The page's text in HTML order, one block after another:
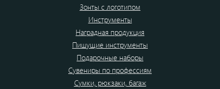
Зонты с логотипом
Инструменты
Наградная продукция
Пишущие инструменты
Подарочные наборы
Сувениры по профессиям
Сумки, рюкзаки, багаж